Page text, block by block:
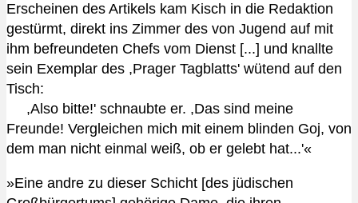
Erscheinen des Artikels kam Kisch in die Redaktion
gestürmt, direkt ins Zimmer des von Jugend auf mit
ihm befreundeten Chefs vom Dienst [...] und knallte
sein Exemplar des ,Prager Tagblatts' wütend auf den
Tisch:
,Also bitte!' schnaubte er. ,Das sind meine
Freunde! Vergleichen mich mit einem blinden Goj, von
dem man nicht einmal weiß, ob er gelebt hat...'«
»Eine andre zu dieser Schicht [des jüdischen